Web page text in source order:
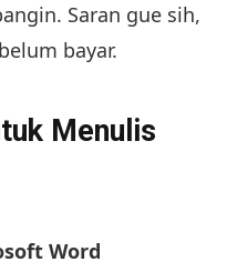
Saran gue sih,
bayar.
Menulis
Word